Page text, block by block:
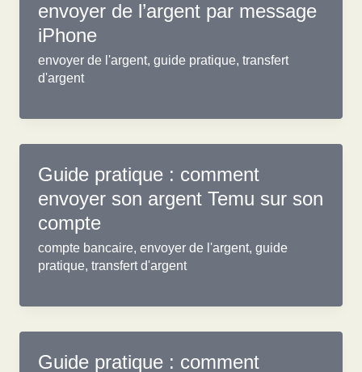
envoyer de l’argent par message
iPhone
envoyer de l'argent,guide pratique,transfert
d'argent
Guide pratique : comment
envoyer son argent Temu sur son
compte
compte bancaire,envoyer de l'argent,guide
pratique,transfert d'argent
Guide pratique : comment